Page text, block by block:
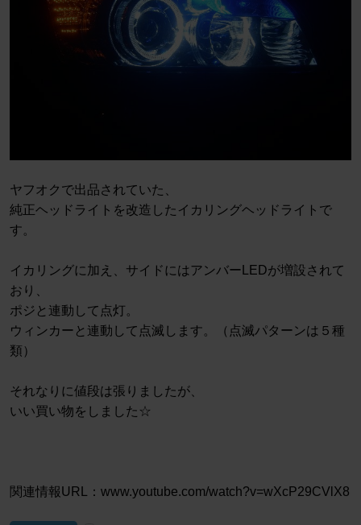
ヤフオクで出品されていた、
純正ヘッドライトを改造したイカリングヘッドライトで
す。
イカリングに加え、サイドにはアンバーLEDが増設されて
おり、
ポジと連動して点灯。
ウィンカーと連動して点滅します。（点滅パターンは５種
類）
それなりに値段は張りましたが、
いい買い物をしました☆
関連情報URL：www.youtube.com/watch?v=wXcP29CVlX8